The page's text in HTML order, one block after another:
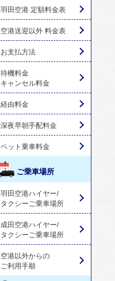
羽田空港 定額料金表
空港送迎以外 料金表
お支払方法
待機料金
キャンセル料金
経由料金
深夜早朝手配料金
ペット乗車料金
ご乗車場所
羽田空港ハイヤー/
タクシーご乗車場所
成田空港ハイヤー/
タクシーご乗車場所
空港以外からの
ご利用手順